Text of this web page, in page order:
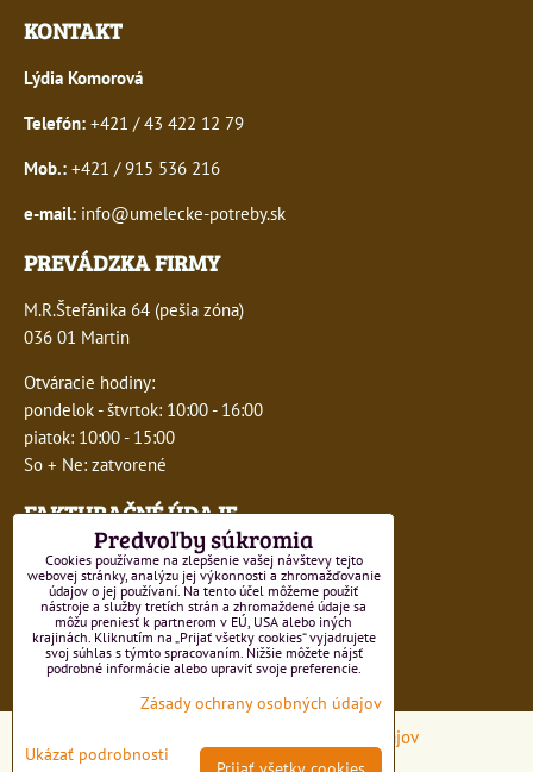
KONTAKT
Lýdia Komorová
Telefón: +421 / 43 422 12 79
Mob.: +421 / 915 536 216
e-mail: info@umelecke-potreby.sk
PREVÁDZKA FIRMY
M.R.Štefánika 64 (pešia zóna)
036 01 Martin
Otváracie hodiny:
pondelok - štvrtok: 10:00 - 16:00
piatok: 10:00 - 15:00
So + Ne: zatvorené
FAKTURAČNÉ ÚDAJE
IČO:41243277
DIČ:1047749593
IČ DPH:SK1047749593
Číslo živnostenského registra 550-15499
Zásady ochrany osobných údajov
Predvoľby súkromia
Cookies používame na zlepšenie vašej návštevy tejto
webovej stránky, analýzu jej výkonnosti a zhromažďovanie
údajov o jej používaní. Na tento účel môžeme použiť
nástroje a služby tretích strán a zhromaždené údaje sa
môžu preniesť k partnerom v EÚ, USA alebo iných
krajinách. Kliknutím na „Prijať všetky cookies“ vyjadrujete
svoj súhlas s týmto spracovaním. Nižšie môžete nájsť
podrobné informácie alebo upraviť svoje preferencie.
Zásady ochrany osobných údajov
Ukázať podrobnosti